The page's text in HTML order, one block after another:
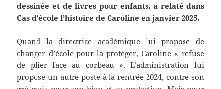
dessinée et de livres pour enfants, a relaté dans
Cas d’écolel’histoire de Caroline en janvier 2025.
Quand la directrice académique lui propose de
changer d’école pour la protéger, Caroline « refuse
de plier face au corbeau ». L’administration lui
propose un autre poste à la rentrée 2024, contre son